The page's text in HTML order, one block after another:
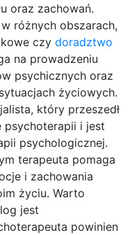
oraz zachowań.
różnych obszarach,
czy doradztwo
na prowadzeniu
psychicznych oraz
życiowych.
który przeszedł
psychoterapii i jest
psychologicznej.
terapeuta pomaga
i zachowania
życiu. Warto
jest
powinien